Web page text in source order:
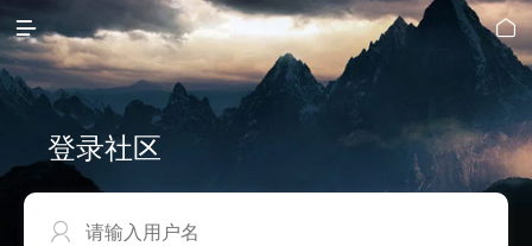
 
登录社区
